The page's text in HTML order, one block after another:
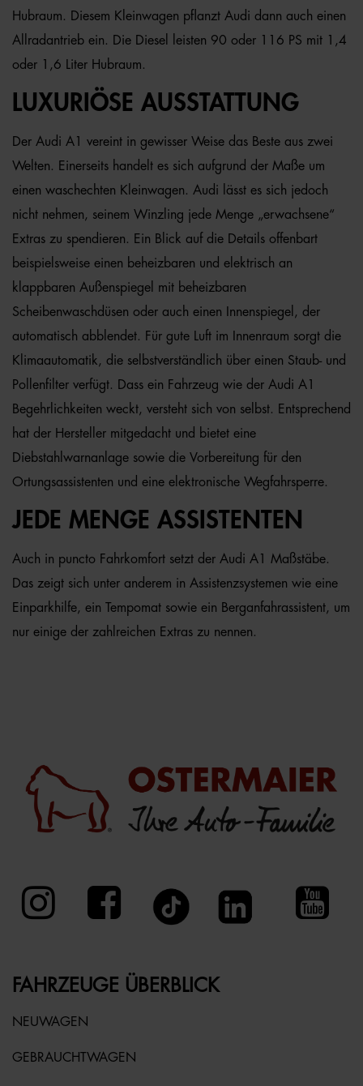
Hubraum. Diesem Kleinwagen pflanzt Audi dann auch einen
Allradantrieb ein. Die Diesel leisten 90 oder 116 PS mit 1,4
oder 1,6 Liter Hubraum.
LUXURIÖSE AUSSTATTUNG
Der Audi A1 vereint in gewisser Weise das Beste aus zwei
Welten. Einerseits handelt es sich aufgrund der Maße um
einen waschechten Kleinwagen. Audi lässt es sich jedoch
nicht nehmen, seinem Winzling jede Menge „erwachsene“
Extras zu spendieren. Ein Blick auf die Details offenbart
beispielsweise einen beheizbaren und elektrisch an
klappbaren Außenspiegel mit beheizbaren
Scheibenwaschdüsen oder auch einen Innenspiegel, der
automatisch abblendet. Für gute Luft im Innenraum sorgt die
Klimaautomatik, die selbstverständlich über einen Staub- und
Pollenfilter verfügt. Dass ein Fahrzeug wie der Audi A1
Begehrlichkeiten weckt, versteht sich von selbst. Entsprechend
hat der Hersteller mitgedacht und bietet eine
Diebstahlwarnanlage sowie die Vorbereitung für den
Ortungsassistenten und eine elektronische Wegfahrsperre.
JEDE MENGE ASSISTENTEN
Auch in puncto Fahrkomfort setzt der Audi A1 Maßstäbe.
Das zeigt sich unter anderem in Assistenzsystemen wie eine
Einparkhilfe, ein Tempomat sowie ein Berganfahrassistent, um
nur einige der zahlreichen Extras zu nennen.
FAHRZEUGE ÜBERBLICK
NEUWAGEN
GEBRAUCHTWAGEN